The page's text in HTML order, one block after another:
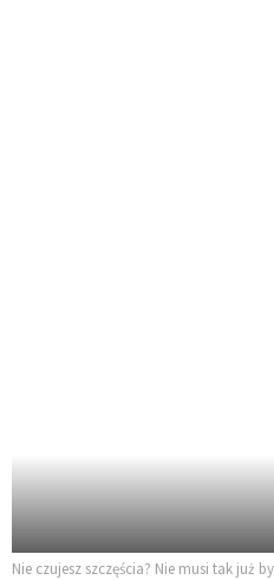
Nie czujesz szczęścia? Nie musi tak już